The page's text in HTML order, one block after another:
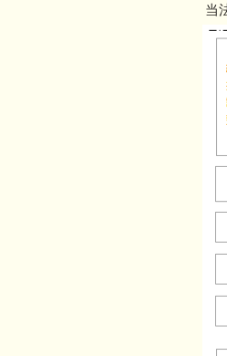
当